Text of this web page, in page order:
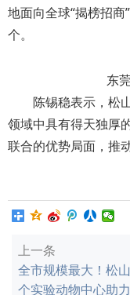
地面向全球“揭榜招
个。
东莞
陈锡稳表示，松山
领域中具有得天独厚
联合的优势局面，推
上一条
全市规模最大！松
个实验动物中心助